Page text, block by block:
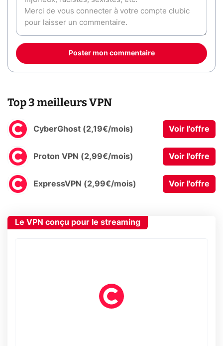
Poster mon commentaire
Top 3 meilleurs VPN
CyberGhost (2,19€/mois) Voir l'offre
Proton VPN (2,99€/mois) Voir l'offre
ExpressVPN (2,99€/mois) Voir l'offre
Le VPN conçu pour le streaming